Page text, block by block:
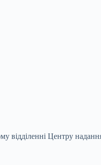
відділенні Центру